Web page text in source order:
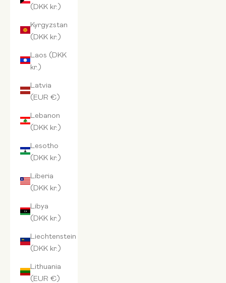
(DKK kr.)
Kyrgyzstan
(DKK kr.)
Laos (DKK
kr.)
Latvia
(EUR €)
Lebanon
(DKK kr.)
Lesotho
(DKK kr.)
Liberia
(DKK kr.)
Libya
(DKK kr.)
Liechtenstein
(DKK kr.)
Lithuania
(EUR €)